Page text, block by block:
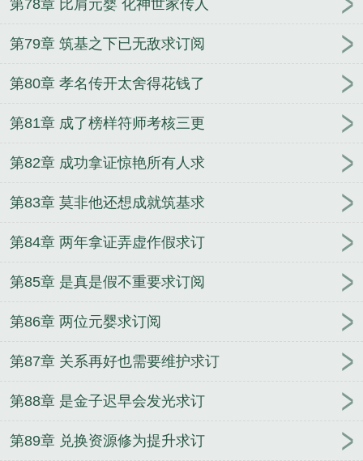
第78章 比肩元婴 化神世家传人
第79章 筑基之下已无敌求订阅
第80章 孝名传开太舍得花钱了
第81章 成了榜样符师考核三更
第82章 成功拿证惊艳所有人求
第83章 莫非他还想成就筑基求
第84章 两年拿证弄虚作假求订
第85章 是真是假不重要求订阅
第86章 两位元婴求订阅
第87章 关系再好也需要维护求订
第88章 是金子迟早会发光求订
第89章 兑换资源修为提升求订